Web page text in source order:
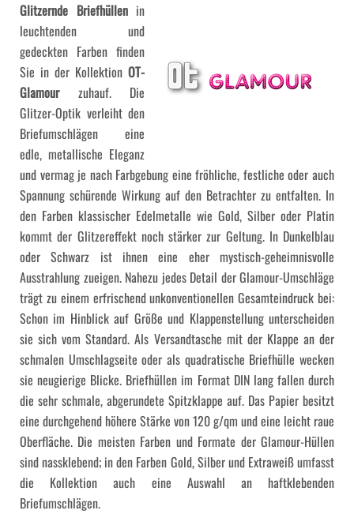
Glitzernde Briefhüllenin
leuchtenden und
gedeckten Farben finden
Sie in der Kollektion OT-
Glamourzuhauf. Die
Glitzer-Optik verleiht den
Briefumschlägen eine
edle, metallische Eleganz
und vermag je nach Farbgebung eine fröhliche, festliche oder auch
Spannung schürende Wirkung auf den Betrachter zu entfalten. In
den Farben klassischer Edelmetalle wie Gold, Silber oder Platin
kommt der Glitzereffekt noch stärker zur Geltung. In Dunkelblau
oder Schwarz ist ihnen eine eher mystisch-geheimnisvolle
Ausstrahlung zueigen. Nahezu jedes Detail der Glamour-Umschläge
trägt zu einem erfrischend unkonventionellen Gesamteindruck bei:
Schon im Hinblick auf Größe und Klappenstellung unterscheiden
sie sich vom Standard. Als Versandtasche mit der Klappe an der
schmalen Umschlagseite oder als quadratische Briefhülle wecken
sie neugierige Blicke. Briefhüllen im Format DIN lang fallen durch
die sehr schmale, abgerundete Spitzklappe auf. Das Papier besitzt
eine durchgehend höhere Stärke von 120 g/qm und eine leicht raue
Oberfläche. Die meisten Farben und Formate der Glamour-Hüllen
sind nassklebend; in den Farben Gold, Silber und Extraweiß umfasst
die Kollektion auch eine Auswahl an haftklebenden
Briefumschlägen.